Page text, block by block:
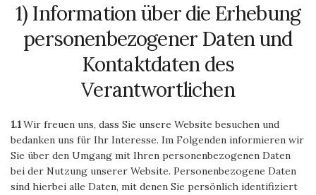
1) Information über die Erhebung
personenbezogener Daten und
Kontaktdaten des
Verantwortlichen
1.1Wir freuen uns, dass Sie unsere Website besuchen und
bedanken uns für Ihr Interesse. Im Folgenden informieren wir
Sie über den Umgang mit Ihren personenbezogenen Daten
bei der Nutzung unserer Website. Personenbezogene Daten
sind hierbei alle Daten, mit denen Sie persönlich identifiziert